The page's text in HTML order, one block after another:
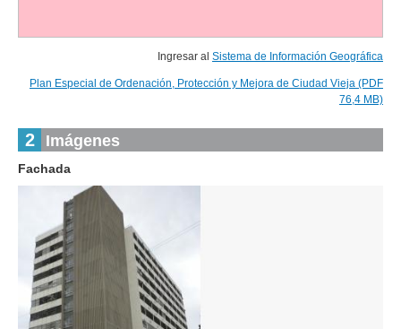
Ingresar al Sistema de Información Geográfica
Plan Especial de Ordenación, Protección y Mejora de Ciudad Vieja (PDF
76,4 MB)
2 Imágenes
Fachada